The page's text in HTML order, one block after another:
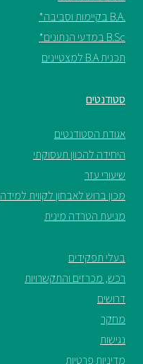
עכשיו.B.A בקיימות וסביבה*
B.Sc במדעי הנתונים*
תכנית B.A למצטיינים
סטודנטים
אגודת הסטודנטים
היחידה להכוון תעסוקתי
שיעורי עזר
מכון ברוש לאבחון לקווית למידה
מניעת הטרדה מינית
בעלי תפקידים
רכש, מכרזים והתקשרויות
דרושים
מחקר
נגישות
מדיניות פרטיות